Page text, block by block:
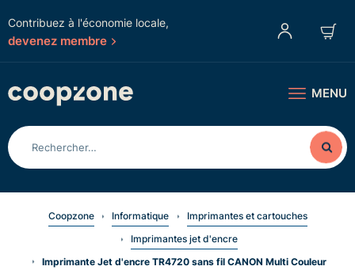
Contribuez à l'économie locale,
devenez membre
MENU
Coopzone Informatique
Imprimantes et cartouches
Imprimantes jet d'encre
Imprimante Jet d'encre TR4720 sans fil CANON Multi Couleur